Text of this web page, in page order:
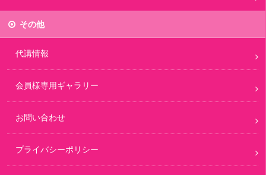
その他
代講情報
会員様専用ギャラリー
お問い合わせ
プライバシーポリシー